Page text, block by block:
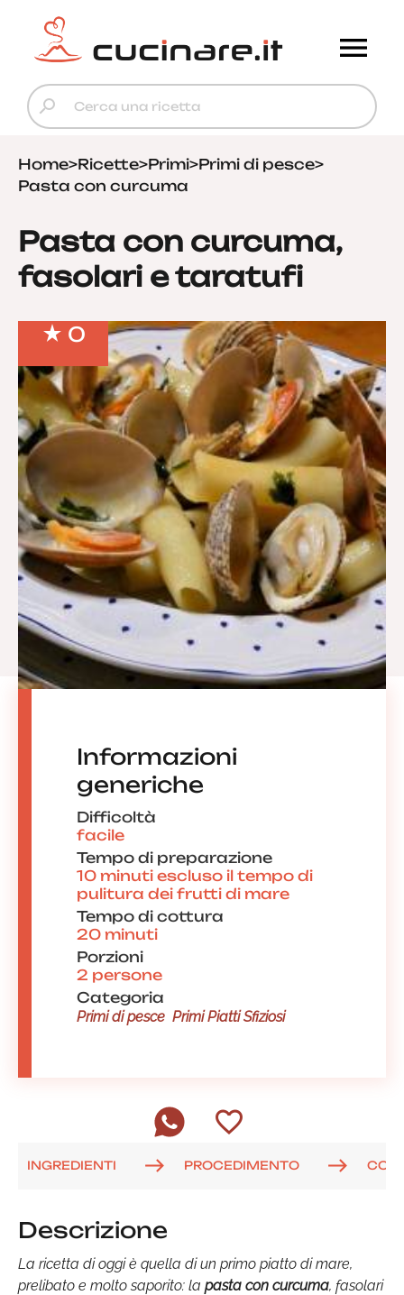
Home>Ricette>Primi>Primi di pesce>
Pasta con curcuma
Pasta con curcuma,
fasolari e taratufi
0
Informazioni
generiche
Difficoltà
facile
Tempo di preparazione
10 minuti escluso il tempo di
pulitura dei frutti di mare
Tempo di cottura
20 minuti
Porzioni
2 persone
Categoria
Primi di pesce Primi Piatti Sfiziosi
INGREDIENTI PROCEDIMENTO
Descrizione
La ricetta di oggi è quella di un primo piatto di mare,
prelibato e molto saporito: la pasta con curcuma, fasolari